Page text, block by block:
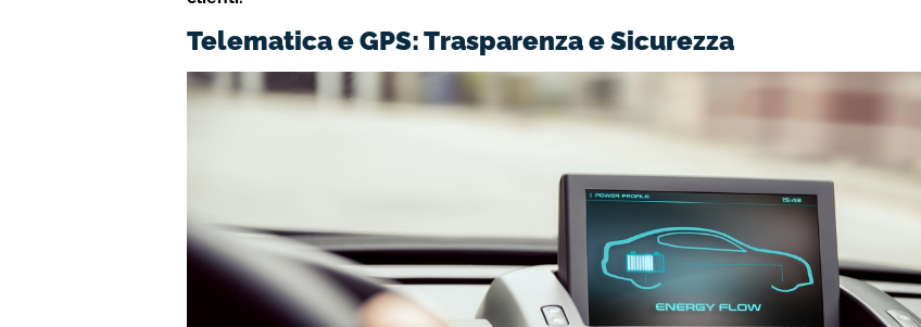
Telematica e GPS: Trasparenza e Sicurezza